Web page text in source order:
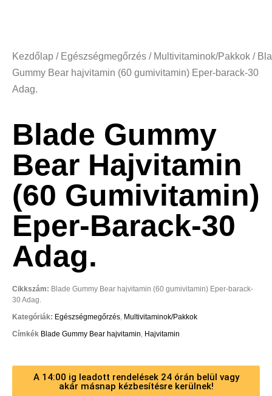
Kezdőlap / Egészségmegőrzés / Multivitaminok/Pakkok /
Gummy Bear hajvitamin (60 gumivitamin) Eper-barack-30
Adag.
Blade Gummy
Bear Hajvitamin
(60 Gumivitamin)
Eper-Barack-30
Adag.
Cikkszám: Blade Gummy Bear hajvitamin (60 gumivitamin) Eper-barack-
30 Adag.
Kategóriák: Egészségmegőrzés, Multivitaminok/Pakkok
Címkék Blade Gummy Bear hajvitamin, Hajvitamin
A 14:00 ig leadott rendelések 24 órán belül vagy
akár másnap kézbesítésre kerülnek!